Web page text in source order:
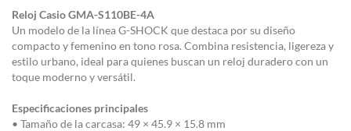
Reloj Casio GMA-S110BE-4A
Un modelo de la línea G-SHOCK que destaca por su diseño
compacto y femenino en tono rosa. Combina resistencia, ligereza y
estilo urbano, ideal para quienes buscan un reloj duradero con un
toque moderno y versátil.
Especificaciones principales
• Tamaño de la carcasa: 49 × 45.9 × 15.8 mm